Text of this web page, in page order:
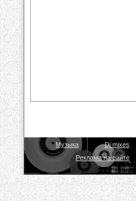
Музыка Dj mixes
Реклама на сайте